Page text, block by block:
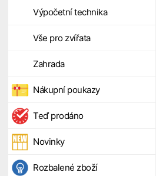
Výpočetní technika
Vše pro zvířata
Zahrada
Nákupní poukazy
Teď prodáno
Novinky
Rozbalené zboží